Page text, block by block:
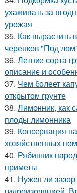
ухаживать за
урожая
35. Как вырастить
черенков "Под лом"
36. Летние сорта
описание и
37. Чем болеет
открытом грунте
38. Лимонник, как
плоды лимонника
39. Консервация
хозяйственных
40. Рябинник
приметы
41. Нужен ли